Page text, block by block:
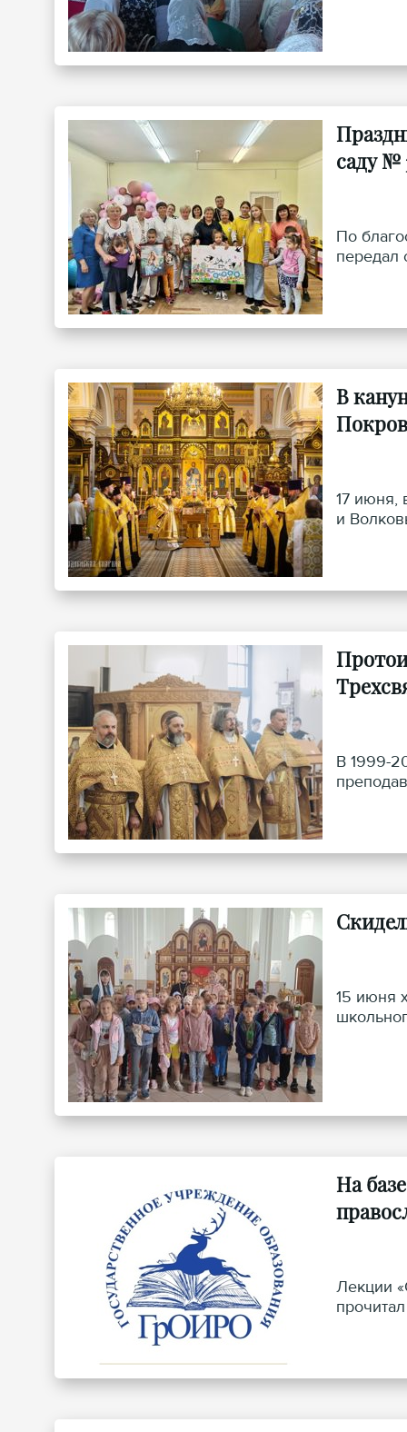
саду №
По
передал
В
17 июня,
и
В 1999-
15 июня
На
Лекции